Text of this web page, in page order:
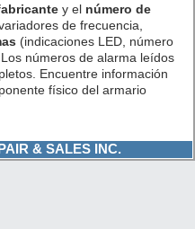
y el número de
de frecuencia,
(indicaciones LED, número
números de alarma leídos
Encuentre información
físico del armario
& SALES INC.